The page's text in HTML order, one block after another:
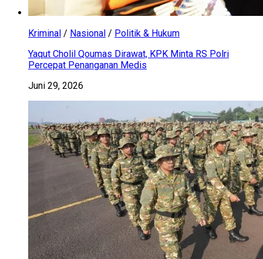
Kriminal / Nasional / Politik & Hukum
Yaqut Cholil Qoumas Dirawat, KPK Minta RS Polri
Percepat Penanganan Medis
Juni 29, 2026